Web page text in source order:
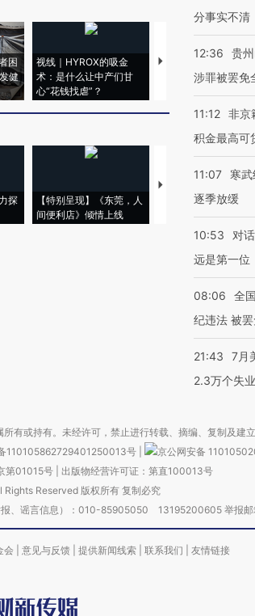
困
健
视线｜HYROX的吸金
术：是什么让中产们甘
心“花钱找虐”？
马航飞行员跨国走私
粒摇头丸 尿检体内含
探
【特别呈现】《东莞，人
间便利店》倾情上线
【推广】走进第四届链
会，让数智科技“链”接
分事实不清
12:36
贵
涉罪被罢免
11:12 非京
积金最高可
11:07
寒
逐季放缓
10:53
对
远是第一位
08:06
全
纪违法 被
21:43
7月
2.3万个失
有或持有。未经许可，禁止进行转载、摘编、复制及建立
110105862729401250013号
京公网安备
第01015号| 出版物经营许可证：第直100013号
Reserved 版权所有 复制必究
报、谣言信息）：010-85905050 13195200605 举报
会 意见与反馈 提供新闻线索 联系我们 友情链接